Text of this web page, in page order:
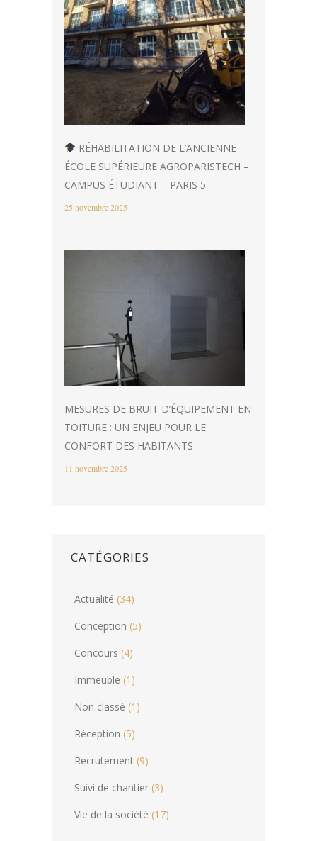
RÉHABILITATION DE L’ANCIENNE
ÉCOLE SUPÉRIEURE AGROPARISTECH –
CAMPUS ÉTUDIANT – PARIS 5
25 novembre 2025
MESURES DE BRUIT D’ÉQUIPEMENT EN
TOITURE : UN ENJEU POUR LE
CONFORT DES HABITANTS
11 novembre 2025
CATÉGORIES
Actualité (34)
Conception (5)
Concours (4)
Immeuble (1)
Non classé (1)
Réception (5)
Recrutement (9)
Suivi de chantier (3)
Vie de la société (17)